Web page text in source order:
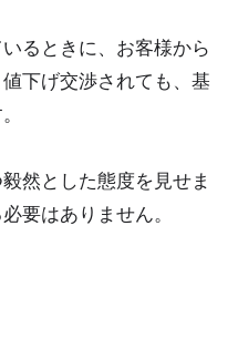
るときに、お客様から
下げ交渉されても、基
然とした態度を見せま
要はありません。